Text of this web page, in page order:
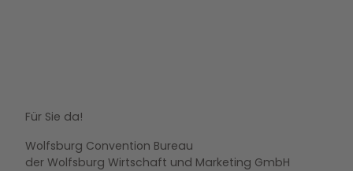
Für Sie da!
Wolfsburg Convention Bureau
der Wolfsburg Wirtschaft und Marketing GmbH